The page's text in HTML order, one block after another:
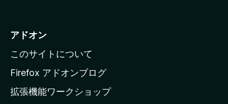
i
l
a
ホ
アドオン
このサイトについて
Firefox アドオンブログ
拡張機能ワークショップ